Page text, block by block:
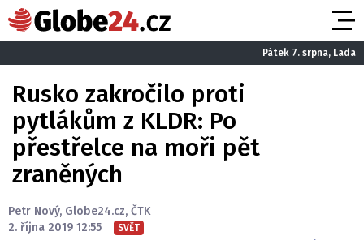
Pátek 7. srpna, Lada
Rusko zakročilo proti
pytlákům z KLDR: Po
přestřelce na moři pět
zraněných
Petr Nový, Globe24.cz, ČTK
2. října 2019 12:55
SVĚT